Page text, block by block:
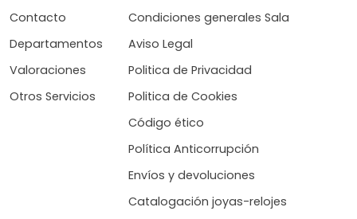
Contacto
Departamentos
Valoraciones
Otros Servicios
Condiciones generales Sala
Aviso Legal
Politica de Privacidad
Politica de Cookies
Código ético
Política Anticorrupción
Envíos y devoluciones
Catalogación joyas-relojes